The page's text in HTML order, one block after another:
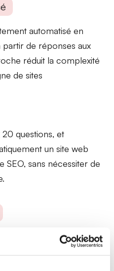
automatisé en
de réponses aux
réduit la complexité
de sites
questions, et
un site web
sans nécessiter de
de